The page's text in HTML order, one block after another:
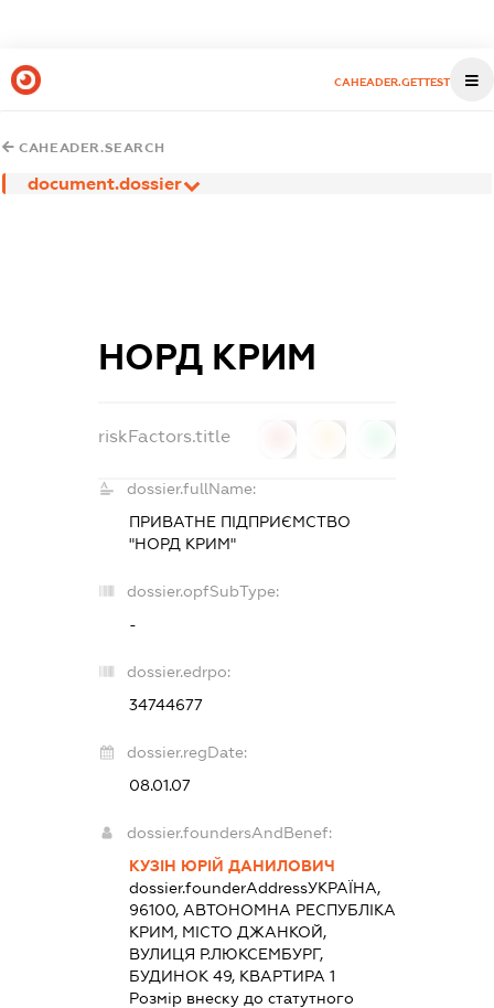
CAHEADER.GETTEST
CAHEADER.SEARCH
document.dossier
НОРД КРИМ
riskFactors.title
dossier.fullName:
ПРИВАТНЕ ПІДПРИЄМСТВО
"НОРД КРИМ"
dossier.opfSubType:
-
dossier.edrpo:
34744677
dossier.regDate:
08.01.07
dossier.foundersAndBenef:
КУЗІН ЮРІЙ ДАНИЛОВИЧ
dossier.founderAddressУКРАЇНА,
96100, АВТОНОМНА РЕСПУБЛІКА
КРИМ, МІСТО ДЖАНКОЙ,
ВУЛИЦЯ Р.ЛЮКСЕМБУРГ,
БУДИНОК 49, КВАРТИРА 1
Розмір внеску до статутного